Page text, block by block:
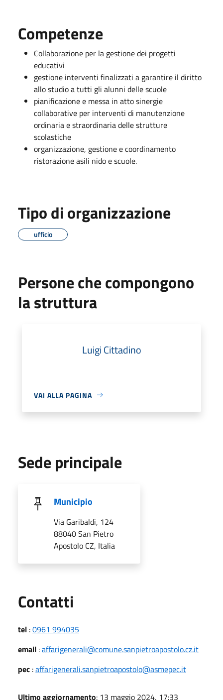
Competenze
Collaborazione per la gestione dei progetti
educativi
gestione interventi finalizzati a garantire il diritto
allo studio a tutti gli alunni delle scuole
pianificazione e messa in atto sinergie
collaborative per interventi di manutenzione
ordinaria e straordinaria delle strutture
scolastiche
organizzazione, gestione e coordinamento
ristorazione asili nido e scuole.
Tipo di organizzazione
ufficio
Persone che compongono
la struttura
Luigi Cittadino
VAI ALLA PAGINA
Sede principale
Municipio
Via Garibaldi, 124
88040 San Pietro
Apostolo CZ, Italia
Contatti
tel :0961 994035
email :affarigenerali@comune.sanpietroapostolo.cz.it
pec :affarigenerali.sanpietroapostolo@asmepec.it
Ultimo aggiornamento: 13 maggio 2024, 17:33